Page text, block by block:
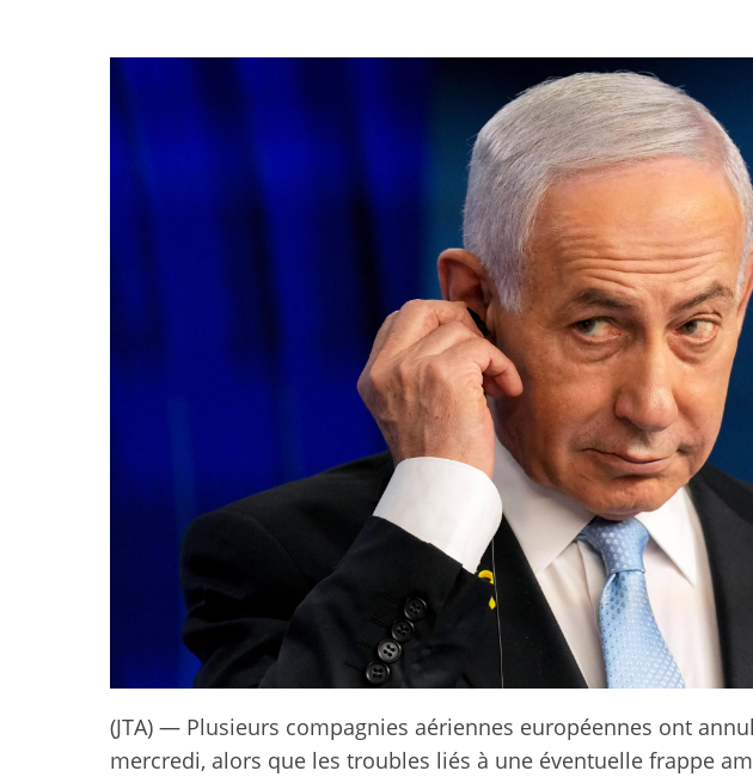
(JTA) — Plusieurs compagnies aériennes européennes ont
mercredi, alors que les troubles liés à une éventuelle frappe